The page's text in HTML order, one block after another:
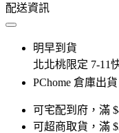
配送資訊
明早到貨
北北桃限定 7-11
PChome 倉庫出
可宅配到府，滿
可超商取貨，滿